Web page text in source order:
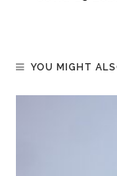
YOU MIGHT